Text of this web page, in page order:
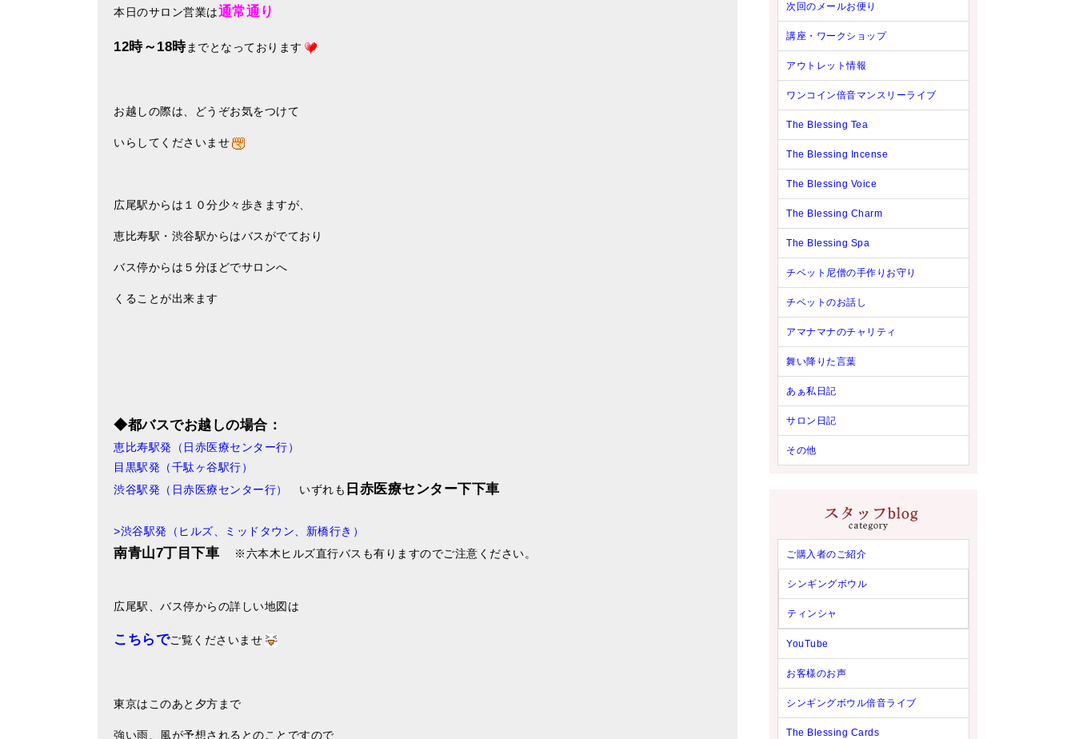
本日のサロン営業は通常通り
12時～18時までとなっております
お越しの際は、どうぞお気をつけて
いらしてくださいませ
広尾駅からは１０分少々歩きますが、
恵比寿駅・渋谷駅からはバスがでており
バス停からは５分ほどでサロンへ
くることが出来ます
◆都バスでお越しの場合：
恵比寿駅発（日赤医療センター行）
目黒駅発（千駄ヶ谷駅行）
渋谷駅発（日赤医療センター行）
いずれも 日赤医療センター下下車
>渋谷駅発（ヒルズ、ミッドタウン、新橋行き）
南青山7丁目下車 ※六本木ヒルズ直行バスも有りますのでご注意ください。
広尾駅、バス停からの詳しい地図は
こちらでご覧くださいませ
東京はこのあと夕方まで
強い雨、風が予想されるとのことですので
次回のメールお便り
講座・ワークショップ
アウトレット情報
ワンコイン倍音マンスリーライブ
The Blessing Tea
The Blessing Incense
The Blessing Voice
The Blessing Charm
The Blessing Spa
チベット尼僧の手作りお守り
チベットのお話し
アマナマナのチャリティ
舞い降りた言葉
あぁ私日記
サロン日記
その他
ご購入者のご紹介
シンギングボウル
ティンシャ
YouTube
お客様のお声
シンギングボウル倍音ライブ
The Blessing Cards